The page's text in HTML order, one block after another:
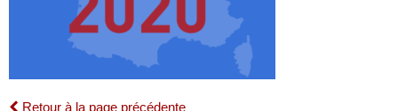
Retour à la page précédente